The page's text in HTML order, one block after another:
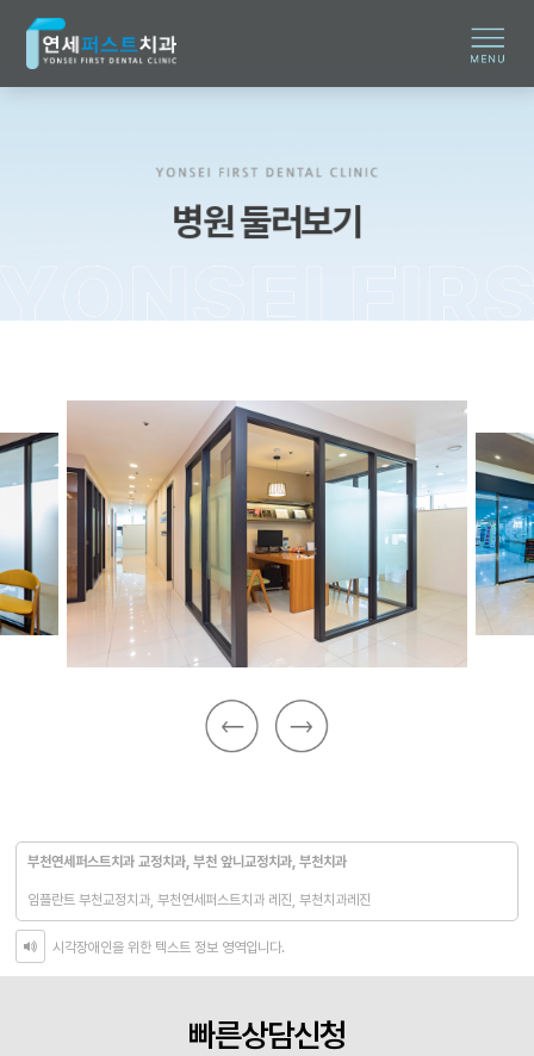
병원 둘러보기
부천연세퍼스트치과 교정치과, 부천 앞니교정치과, 부천치과
임플란트 부천교정치과, 부천연세퍼스트치과 레진, 부천치과레진
시각장애인을 위한 텍스트 정보 영역입니다.
빠른상담신청